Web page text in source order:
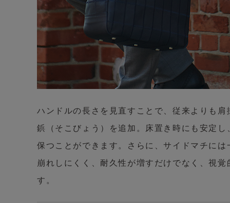
ハンドルの長さを見直すことで、従来よりも
鋲（そこびょう）を追加。床置き時にも安定
保つことができます。さらに、サイドマチに
崩れしにくく、耐久性が増すだけでなく、視
す。